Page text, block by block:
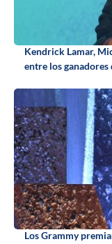
Kendrick Lamar,
entre los ganadores
Los Grammy